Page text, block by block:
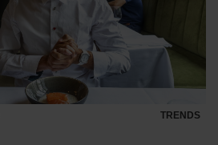
TRENDS